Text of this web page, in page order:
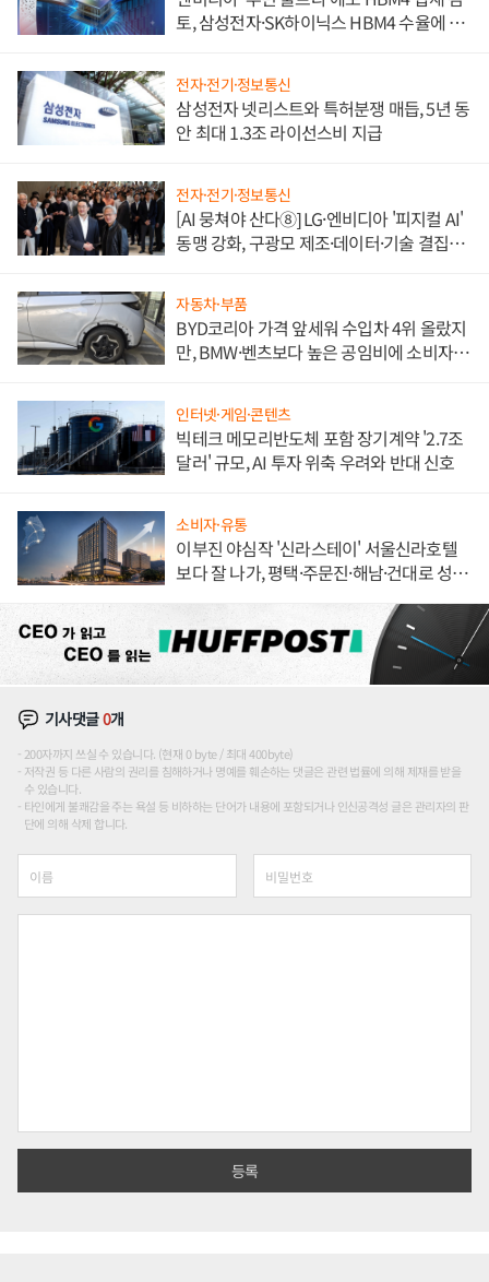
토, 삼성전자·SK하이닉스 HBM4 수율에 주
전자·전기·정보통신
삼성전자 넷리스트와 특허분쟁 매듭, 5년 동
안 최대 1.3조 라이선스비 지급
전자·전기·정보통신
[AI 뭉쳐야 산다⑧] LG·엔비디아 '피지컬 AI'
동맹 강화, 구광모 제조·데이터·기술 결집
자동차·부품
BYD코리아 가격 앞세워 수입차 4위 올랐지
만, BMW·벤츠보다 높은 공임비에 소비자
인터넷·게임·콘텐츠
빅테크 메모리반도체 포함 장기계약 '2.7조
달러' 규모, AI 투자 위축 우려와 반대 신호
소비자·유통
이부진 야심작 '신라스테이' 서울신라호텔
보다 잘 나가, 평택·주문진·해남·건대로 성
기사댓글0개
200자까지 쓰실 수 있습니다. (현재 0 byte / 최대 400byte)
저작권 등 다른 사람의 권리를 침해하거나 명예를 훼손하는 댓글은 관련 법률에 의해 제재를 받을
수 있습니다.
타인에게 불쾌감을 주는 욕설 등 비하하는 단어가 내용에 포함되거나 인신공격성 글은 관리자의 판
단에 의해 삭제 합니다.